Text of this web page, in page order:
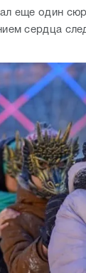
еще один
сердца